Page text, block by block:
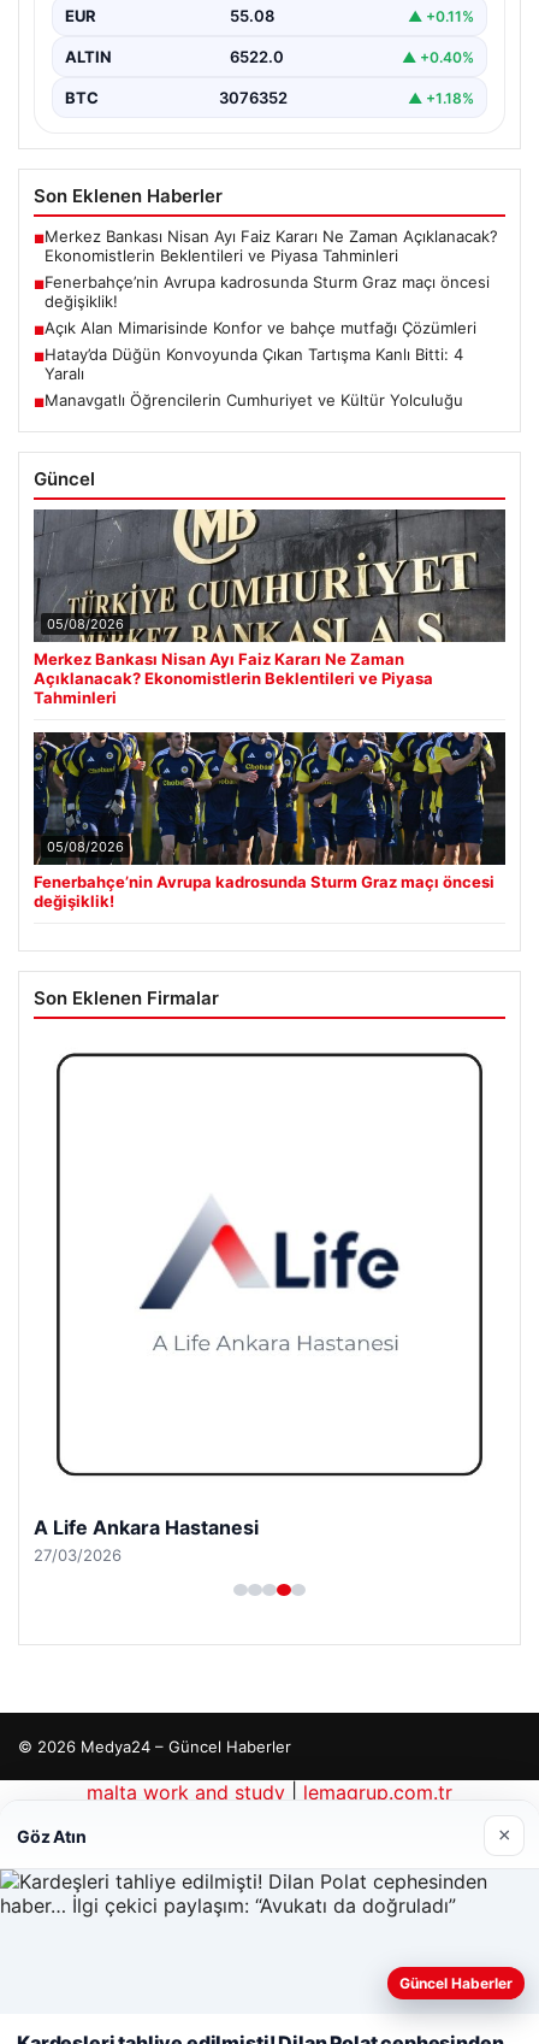
EUR 55.08 ▲ +0.11%
ALTIN 6522.0 ▲ +0.40%
BTC 3076352 ▲ +1.18%
Son Eklenen Haberler
■Merkez Bankası Nisan Ayı Faiz Kararı Ne Zaman Açıklanacak?
Ekonomistlerin Beklentileri ve Piyasa Tahminleri
■Fenerbahçe’nin Avrupa kadrosunda Sturm Graz maçı öncesi
değişiklik!
■Açık Alan Mimarisinde Konfor ve bahçe mutfağı Çözümleri
■Hatay’da Düğün Konvoyunda Çıkan Tartışma Kanlı Bitti: 4
Yaralı
■Manavgatlı Öğrencilerin Cumhuriyet ve Kültür Yolculuğu
Güncel
05/08/2026
Merkez Bankası Nisan Ayı Faiz Kararı Ne Zaman
Açıklanacak? Ekonomistlerin Beklentileri ve Piyasa
Tahminleri
05/08/2026
Fenerbahçe’nin Avrupa kadrosunda Sturm Graz maçı öncesi
değişiklik!
Son Eklenen Firmalar
A Life Ankara Hastanesi
27/03/2026
© 2026 Medya24 – Güncel Haberler
Web sitemizi nasıl kullandığınızı daha iyi anlayabilmek,
Göz Atın ×
Güncel Haberler
malta work and study
lemagrup.com.tr